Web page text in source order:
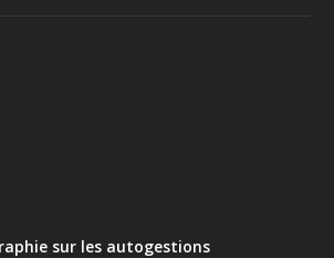
sur les autogestions